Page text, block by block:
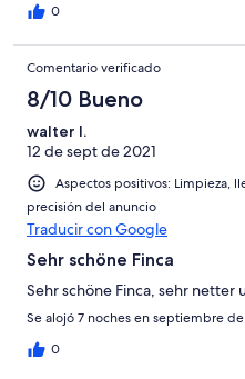
0
Comentario verificado
8/10 Bueno
walter l.
12 de sept de 2021
Aspectos positivos: Limpieza,
precisión del anuncio
Traducir con Google
Sehr schöne Finca
Sehr schöne Finca, sehr
Se alojó 7 noches en septiembre de
0